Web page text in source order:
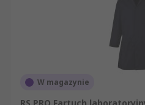
W magazynie